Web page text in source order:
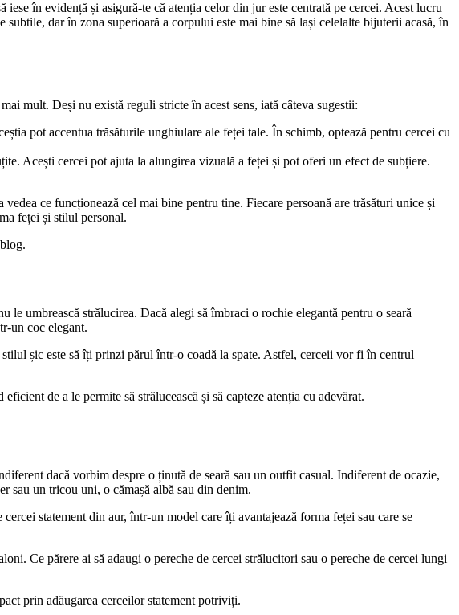
în evidență și asigură-te că atenția celor din jur este centrată pe cercei. Acest lucru
dar în zona superioară a corpului este mai bine să lași celelalte bijuterii acasă, în
mult. Deși nu există reguli stricte în acest sens, iată câteva sugestii:
pot accentua trăsăturile unghiulare ale feței tale. În schimb, optează pentru cercei cu
Acești cercei pot ajuta la alungirea vizuală a feței și pot oferi un efect de subțiere.
ce funcționează cel mai bine pentru tine. Fiecare persoană are trăsături unice și
feței și stilul personal.
umbrească strălucirea. Dacă alegi să îmbraci o rochie elegantă pentru o seară
un coc elegant.
șic este să îți prinzi părul într-o coadă la spate. Astfel, cerceii vor fi în centrul
de a le permite să strălucească și să capteze atenția cu adevărat.
dacă vorbim despre o ținută de seară sau un outfit casual. Indiferent de ocazie,
sau un tricou uni, o cămașă albă sau din denim.
statement din aur, într-un model care îți avantajează forma feței sau care se
Ce părere ai să adaugi o pereche de cercei strălucitori sau o pereche de cercei lungi
prin adăugarea cerceilor statement potriviți.